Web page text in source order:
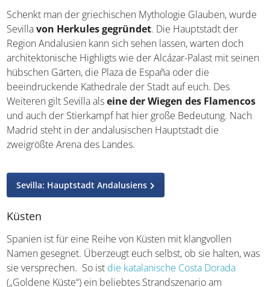
Schenkt man der griechischen Mythologie Glauben,
wurde Sevillavon Herkules gegründet. Die Hauptstadt
der Region Andalusien kann sich sehen lassen, warten
doch architektonische Highligts wie der Alcázar-Palast mit
seinen hübschen Gärten, die Plaza de España oder die
beeindruckende Kathedrale der Stadt auf euch. Des
Weiteren gilt Sevilla alseine der Wiegen des
Flamencosund auch der Stierkampf hat hier große
Bedeutung. Nach Madrid steht in der andalusischen
Hauptstadt die zweigrößte Arena des Landes.
Küsten
Spanien ist für eine Reihe von Küsten mit klangvollen
Namen gesegnet. Überzeugt euch selbst, ob sie halten,
was sie versprechen. So istdie katalanische Costa
Dorada(„Goldene Küste“) ein beliebtes Strandszenario